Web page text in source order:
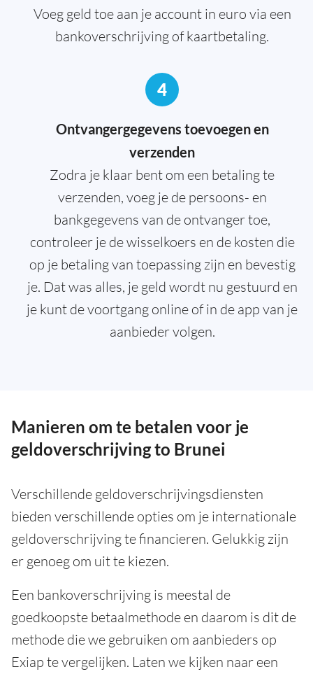
Voeg geld toe aan je account in euro via een
bankoverschrijving of kaartbetaling.
4
Ontvangergegevens toevoegen en
verzenden
Zodra je klaar bent om een betaling te
verzenden, voeg je de persoons- en
bankgegevens van de ontvanger toe,
controleer je de wisselkoers en de kosten die
op je betaling van toepassing zijn en bevestig
je. Dat was alles, je geld wordt nu gestuurd en
je kunt de voortgang online of in de app van je
aanbieder volgen.
Manieren om te betalen voor je
geldoverschrijving to Brunei
Verschillende geldoverschrijvingsdiensten
bieden verschillende opties om je internationale
geldoverschrijving te financieren. Gelukkig zijn
er genoeg om uit te kiezen.
Een bankoverschrijving is meestal de
goedkoopste betaalmethode en daarom is dit de
methode die we gebruiken om aanbieders op
Exiap te vergelijken. Laten we kijken naar een